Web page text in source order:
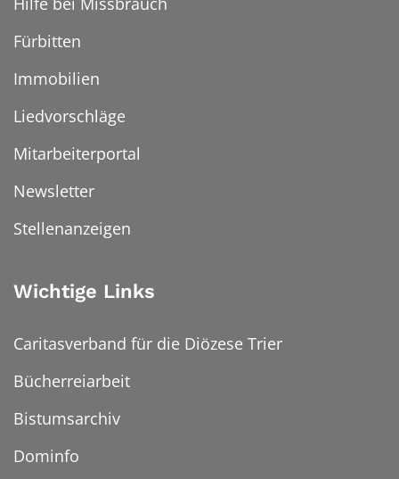
Fürbitten
Immobilien
Liedvorschläge
Mitarbeiterportal
Newsletter
Stellenanzeigen
Wichtige Links
Caritasverband für die Diözese Trier
Bücherreiarbeit
Bistumsarchiv
Dominfo